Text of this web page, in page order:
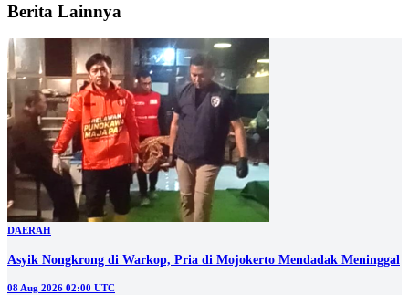
Berita Lainnya
DAERAH
Asyik Nongkrong di Warkop, Pria di Mojokerto Mendadak Meninggal
08 Aug 2026 02:00 UTC